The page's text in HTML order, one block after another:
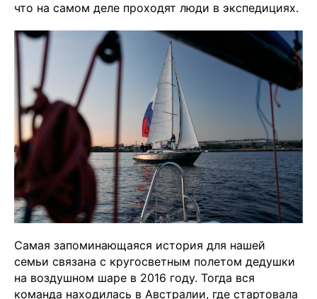
что на самом деле проходят люди в экспедициях.
Самая запоминающаяся история для нашей
семьи связана с кругосветным полетом дедушки
на воздушном шаре в 2016 году. Тогда вся
команда находилась в Австралии, где стартовала